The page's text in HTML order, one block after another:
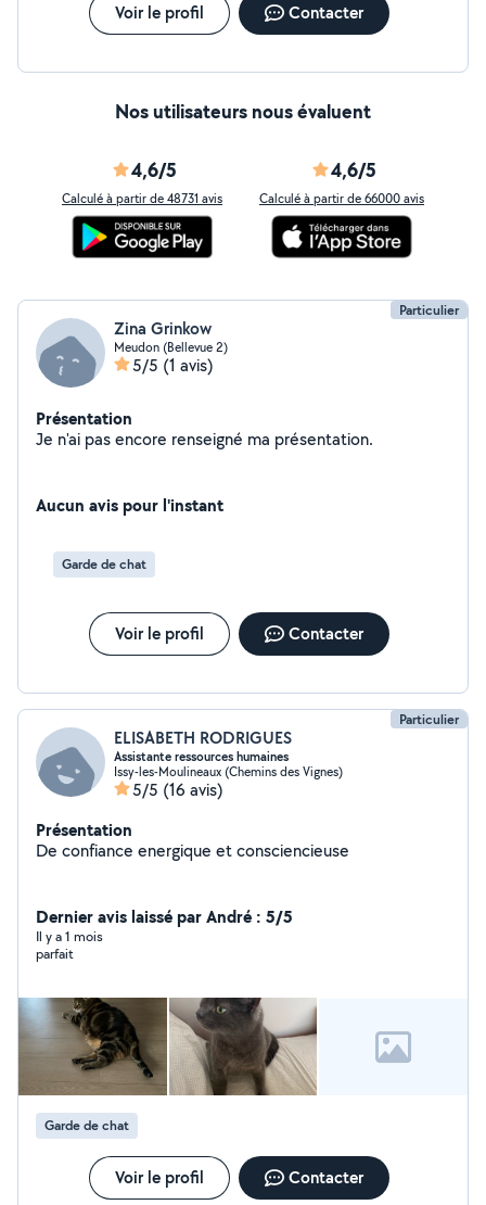
Voir le profil Contacter
Nos utilisateurs nous évaluent
4,6/5
Calculé à partir de 48731 avis
4,6/5
Calculé à partir de 66000 avis
Particulier
Zina Grinkow
Meudon (Bellevue 2)
5/5 (1 avis)
Présentation
Je n'ai pas encore renseigné ma présentation.
Aucun avis pour l'instant
Garde de chat
Voir le profil Contacter
Particulier
ELISABETH RODRIGUES
Assistante ressources humaines
Issy-les-Moulineaux (Chemins des Vignes)
5/5 (16 avis)
Présentation
De confiance energique et consciencieuse
Dernier avis laissé par André : 5/5
Il y a 1 mois
parfait
Garde de chat
Voir le profil Contacter